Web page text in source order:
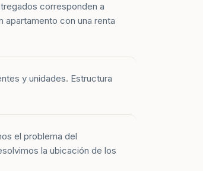
corresponden a
apartamento con una renta
y unidades. Estructura
el problema del
la ubicación de los